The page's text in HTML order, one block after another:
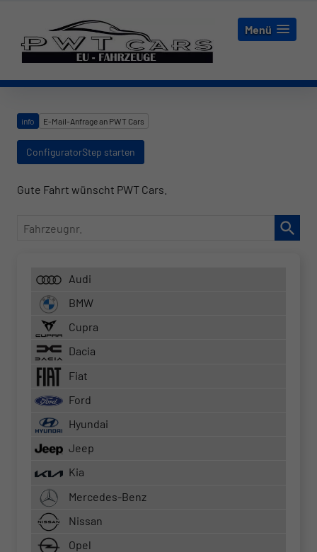
Menü
info E-Mail-Anfrage an PWT Cars
ConfiguratorStep starten
Gute Fahrt wünscht PWT Cars.
Fahrzeugnr.
Audi
BMW
Cupra
Dacia
Fiat
Ford
Hyundai
Jeep
Kia
Mercedes-Benz
Nissan
Opel